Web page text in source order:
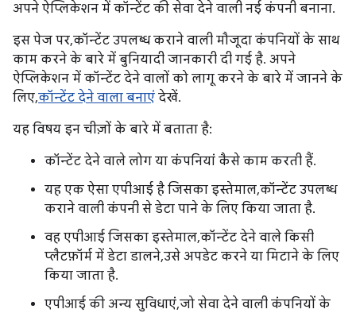
अपने ऐप्लिकेशन में कॉन्टेंट की सेवा देने वाली नई कंपनी बनाना.
इस पेज पर, कॉन्टेंट उपलब्ध कराने वाली मौजूदा कंपनियों के साथ
काम करने के बारे में बुनियादी जानकारी दी गई है. अपने
ऐप्लिकेशन में कॉन्टेंट देने वालों को लागू करने के बारे में जानने के
लिए,कॉन्टेंट देने वाला बनाएं देखें.
यह विषय इन चीज़ों के बारे में बताता है:
कॉन्टेंट देने वाले लोग या कंपनियां कैसे काम करती हैं.
यह एक ऐसा एपीआई है जिसका इस्तेमाल, कॉन्टेंट उपलब्ध
कराने वाली कंपनी से डेटा पाने के लिए किया जाता है.
वह एपीआई जिसका इस्तेमाल, कॉन्टेंट देने वाले किसी
प्लैटफ़ॉर्म में डेटा डालने, उसे अपडेट करने या मिटाने के लिए
किया जाता है.
एपीआई की अन्य सुविधाएं, जो सेवा देने वाली कंपनियों के